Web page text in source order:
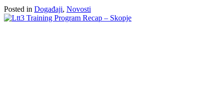
Posted in Događaji, Novosti